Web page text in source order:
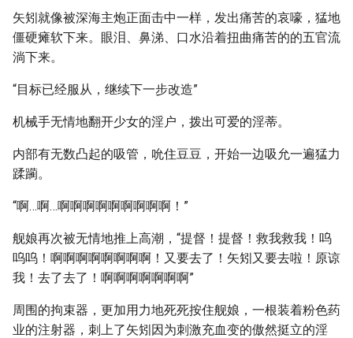
矢矧就像被深海主炮正面击中一样，发出痛苦的哀嚎，猛地
僵硬瘫软下来。眼泪、鼻涕、口水沿着扭曲痛苦的的五官流
淌下来。
“目标已经服从，继续下一步改造”
机械手无情地翻开少女的淫户，拨出可爱的淫蒂。
内部有无数凸起的吸管，吮住豆豆，开始一边吸允一遍猛力
蹂躏。
“啊…啊…啊啊啊啊啊啊啊啊啊！”
舰娘再次被无情地推上高潮，“提督！提督！救我救我！呜
呜呜！啊啊啊啊啊啊啊啊！又要去了！矢矧又要去啦！原谅
我！去了去了！啊啊啊啊啊啊啊”
周围的拘束器，更加用力地死死按住舰娘，一根装着粉色药
业的注射器，刺上了矢矧因为刺激充血变的傲然挺立的淫